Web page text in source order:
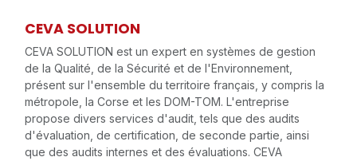
CEVA SOLUTION
CEVA SOLUTION est un expert en systèmes de gestion
de la Qualité, de la Sécurité et de l'Environnement,
présent sur l'ensemble du territoire français, y compris la
métropole, la Corse et les DOM-TOM. L'entreprise
propose divers services d'audit, tels que des audits
d'évaluation, de certification, de seconde partie, ainsi
que des audits internes et des évaluations. CEVA